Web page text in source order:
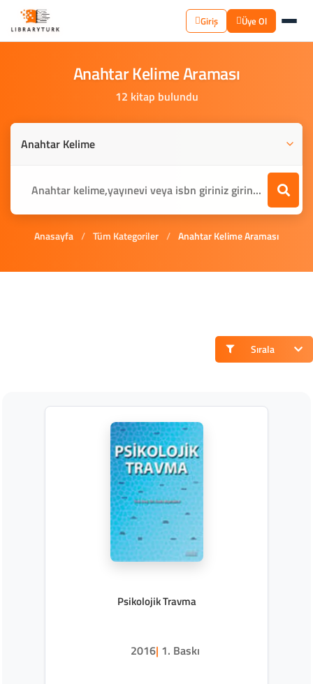
Giriş Üye Ol
AnahtarKelimeAraması
12 kitap bulundu
Anasayfa / Tüm Kategoriler / Anahtar Kelime Araması
Sırala
Psikolojik Travma
2016| 1. Baskı